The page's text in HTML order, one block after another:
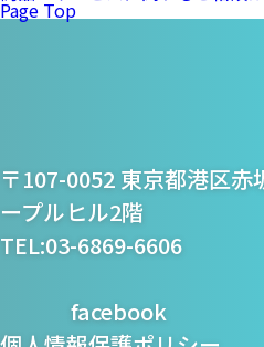
Page Top
プライム・スター株式
会社
〒107-0052 東京都港区
ープルヒル2階
TEL:03-6869-6606
facebook